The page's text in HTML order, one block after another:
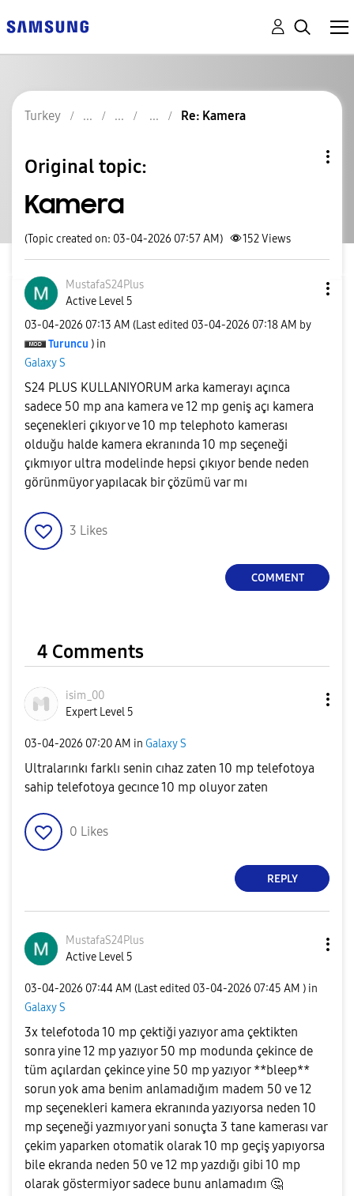
Turkey Re: Kamera
Original topic:
Kamera
(Topic created on: 03-04-2026 07:57 AM) 152Views
MustafaS24Plus
Active Level 5
‎03-04-2026 07:13 AM (Last edited ‎03-04-2026 07:18 AM by
Turuncu ) in
Galaxy S
S24 PLUS KULLANIYORUM arka kamerayı açınca
sadece 50 mp ana kamera ve 12 mp geniş açı kamera
seçenekleri çıkıyor ve 10 mp telephoto kamerası
olduğu halde kamera ekranında 10 mp seçeneği
çıkmıyor ultra modelinde hepsi çıkıyor bende neden
görünmüyor yapılacak bir çözümü var mı
3 Likes
COMMENT
4 Comments
isim_00
Expert Level 5
‎03-04-2026 07:20 AM in Galaxy S
Ultralarınkı farklı senin cıhaz zaten 10 mp telefotoya
sahip telefotoya gecınce 10 mp oluyor zaten
0 Likes
REPLY
MustafaS24Plus
Active Level 5
‎03-04-2026 07:44 AM (Last edited ‎03-04-2026 07:45 AM ) in
Galaxy S
3x telefotoda 10 mp çektiği yazıyor ama çektikten
sonra yine 12 mp yazıyor 50 mp modunda çekince de
tüm açılardan çekince yine 50 mp yazıyor **bleep**
sorun yok ama benim anlamadığım madem 50 ve 12
mp seçenekleri kamera ekranında yazıyorsa neden 10
mp seçeneği yazmıyor yani sonuçta 3 tane kamerası var
çekim yaparken otomatik olarak 10 mp geçiş yapıyorsa
bile ekranda neden 50 ve 12 mp yazdığı gibi 10 mp
olarak göstermiyor sadece bunu anlamadım 🤔